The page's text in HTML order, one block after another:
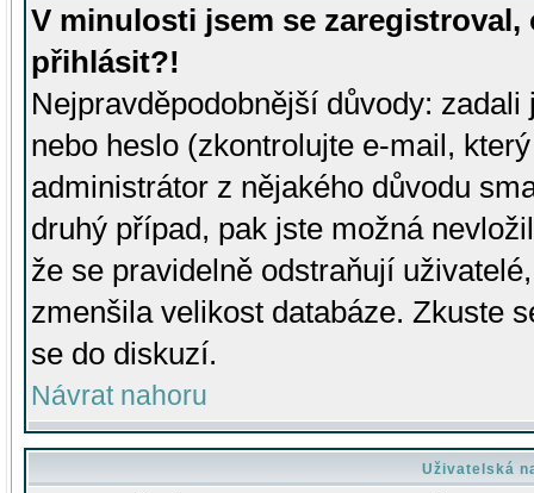
V minulosti jsem se
přihlásit?!
Nejpravděpodobnější důvody:
nebo heslo (zkontrolujte e-mail,
administrátor z nějakého důvodu
druhý případ, pak jste možná
že se pravidelně odstraňují
zmenšila velikost databáze. Zkuste
se do diskuzí.
Návrat nahoru
Uživatelská